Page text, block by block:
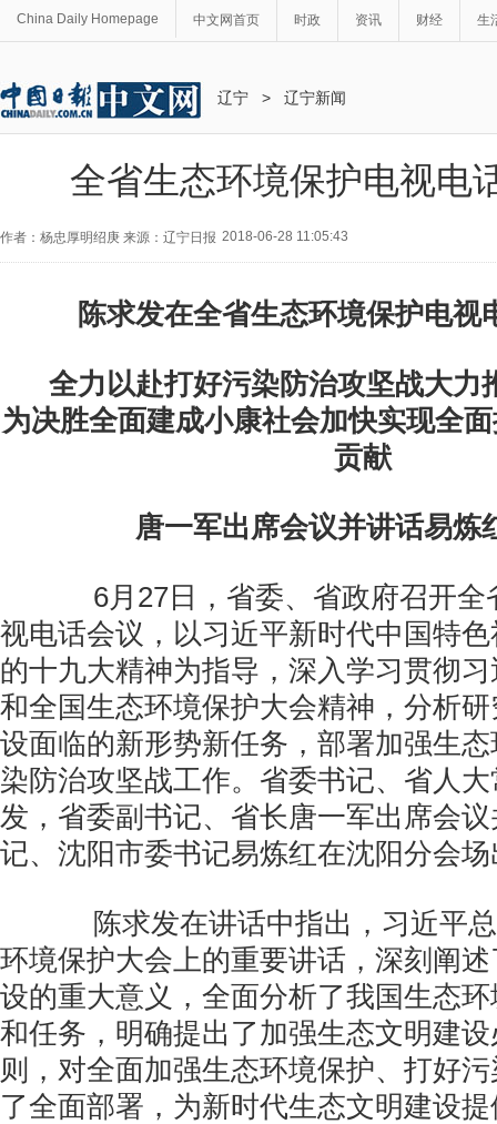
China Daily Homepage 中文网首页 时政 资讯 财经 生
辽宁 > 辽宁新闻
全省生态环境保护电视电
作者：杨忠厚明绍庚 来源：辽宁日报 2018-06-28 11:05:43
陈求发在全省生态环境保护电视
全力以赴打好污染防治攻坚战大力
为决胜全面建成小康社会加快实现全
贡献
唐一军出席会议并讲话易炼
6月27日，省委、省政府召开全
视电话会议，以习近平新时代中国特
的十九大精神为指导，深入学习贯彻
和全国生态环境保护大会精神，分析
设面临的新形势新任务，部署加强生
染防治攻坚战工作。省委书记、省人
发，省委副书记、省长唐一军出席会
记、沈阳市委书记易炼红在沈阳分会
陈求发在讲话中指出，习近平总
环境保护大会上的重要讲话，深刻阐
设的重大意义，全面分析了我国生态
和任务，明确提出了加强生态文明建
则，对全面加强生态环境保护、打好
了全面部署，为新时代生态文明建设